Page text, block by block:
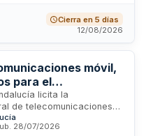
la conectividad y las
de la administración
Cierra en 5 días
12/08/2026
móvil,
para el
Andalucía
licita la
de telecomunicaciones
telefonía móvil, banda
con suministro
28/07/2026